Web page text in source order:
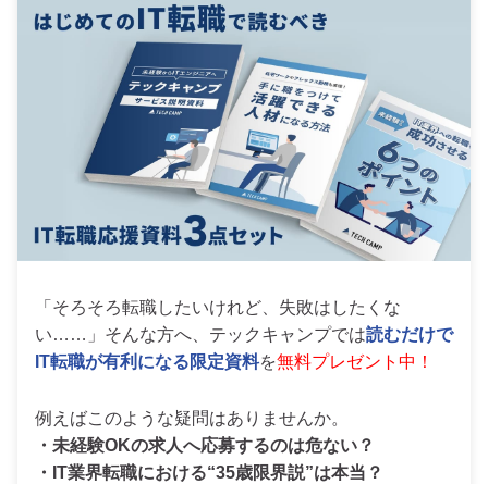
「そろそろ転職したいけれど、失敗はしたくな
い……」そんな方へ、テックキャンプでは読むだけで
IT転職が有利になる限定資料を無料プレゼント中！
例えばこのような疑問はありませんか。
・未経験OKの求人へ応募するのは危ない？
・IT業界転職における“35歳限界説”は本当？